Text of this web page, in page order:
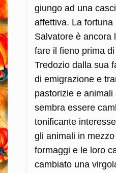
giungo ad una
affettiva. La fortuna
Salvatore è ancora
fare il fieno prima
Tredozio dalla sua
di emigrazione e
pastorizie e
sembra essere
tonificante
gli animali in
formaggi e le loro
cambiato una